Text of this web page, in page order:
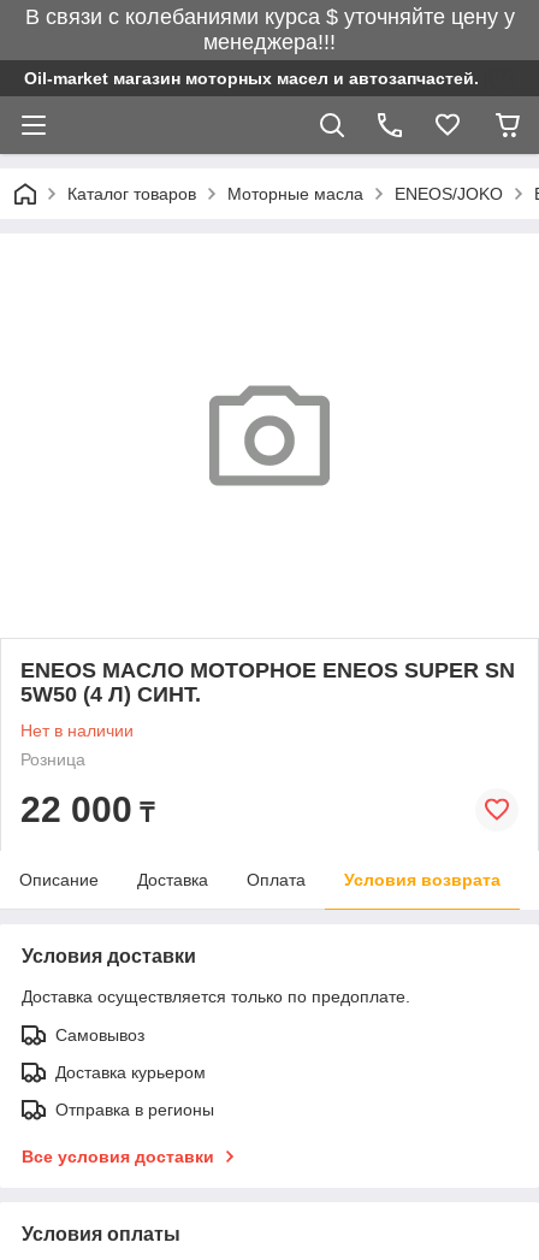
В связи с колебаниями курса $ уточняйте цену у
менеджера!!!
Oil-market магазин моторных масел и автозапчастей.
Каталог товаров Моторные масла ENEOS/JOKO
ENEOS МАСЛО МОТОРНОЕ ENEOS SUPER SN
5W50 (4 Л) СИНТ.
Нет в наличии
Розница
22 000 ₸
Описание Доставка Оплата Условия возврата
Условия доставки
Доставка осуществляется только по предоплате.
Самовывоз
Доставка курьером
Отправка в регионы
Все условия доставки
Условия оплаты